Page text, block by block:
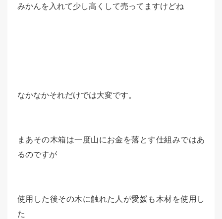
みかんを入れて少し高くして売ってますけどね
なかなかそれだけでは大変です。
まあその木箱は一度山にお金を落とす仕組みではあ
るのですが
使用した後その木に触れた人が愛媛も木材を使用し
た